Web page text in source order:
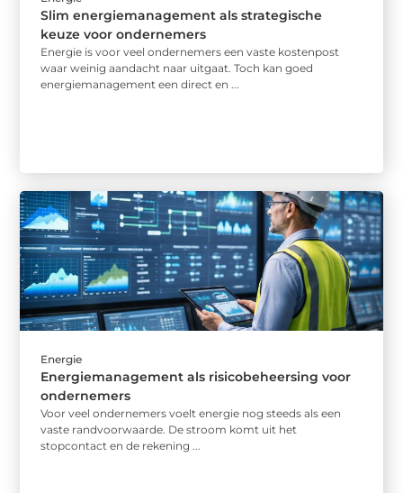
Slim energiemanagement als strategische
keuze voor ondernemers
Energie is voor veel ondernemers een vaste kostenpost
waar weinig aandacht naar uitgaat. Toch kan goed
energiemanagement een direct en ...
Energie
Energiemanagement als risicobeheersing voor
ondernemers
Voor veel ondernemers voelt energie nog steeds als een
vaste randvoorwaarde. De stroom komt uit het
stopcontact en de rekening ...